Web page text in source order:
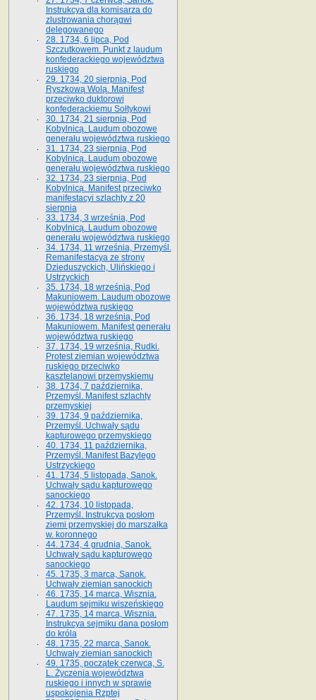
Instrukcya dla komisarza do
zlustrowania chorągwi
delegowanego
28. 1734, 6 lipca, Pod
Szczutkowem. Punkt z laudum
konfederackiego województwa
ruskiego
29. 1734, 20 sierpnia, Pod
Ryszkową Wolą. Manifest
przeciwko duktorowi
konfederackiemu Sołtykowi
30. 1734, 21 sierpnia, Pod
Kobylnicą. Laudum obozowe
generału województwa ruskiego
31. 1734, 23 sierpnia, Pod
Kobylnicą. Laudum obozowe
generału województwa ruskiego
32. 1734, 23 sierpnia, Pod
Kobylnicą. Manifest przeciwko
manifestacyi szlachty z 20
sierpnia
33. 1734, 3 września, Pod
Kobylnicą. Laudum obozowe
generału województwa ruskiego
34. 1734, 11 września, Przemyśl.
Remanifestacya ze strony
Dzieduszyckich, Ulińskiego i
Ustrzyckich
35. 1734, 18 września, Pod
Makuniowem. Laudum obozowe
województwa ruskiego
36. 1734, 18 września, Pod
Makuniowem. Manifest generału
województwa ruskiego
37. 1734, 19 września, Rudki.
Protest ziemian województwa
ruskiego przeciwko
kasztelanowi przemyskiemu
38. 1734, 7 października,
Przemyśl. Manifest szlachty
przemyskiej
39. 1734, 9 października,
Przemyśl. Uchwały sądu
kapturowego przemyskiego
40. 1734, 11 października,
Przemyśl. Manifest Bazylego
Ustrzyckiego
41. 1734, 5 listopada, Sanok.
Uchwały sądu kapturowego
sanockiego
42. 1734, 10 listopada,
Przemyśl. Instrukcya posłom
ziemi przemyskiej do marszałka
w. koronnego
44. 1734, 4 grudnia, Sanok.
Uchwały sądu kapturowego
sanockiego
45. 1735, 3 marca, Sanok.
Uchwały ziemian sanockich
46. 1735, 14 marca, Wisznia.
Laudum sejmiku wiszeńskiego
47. 1735, 14 marca, Wisznia.
Instrukcya sejmiku dana posłom
do króla
48. 1735, 22 marca, Sanok.
Uchwały ziemian sanockich
49. 1735, początek czerwca, S.
L. Życzenia województwa
ruskiego i innych w sprawie
uspokojenia Rzptej